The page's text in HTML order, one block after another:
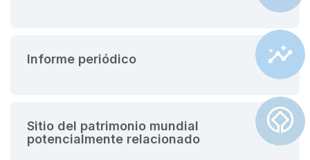
Informe periódico
Sitio del patrimonio mundial
potencialmente relacionado